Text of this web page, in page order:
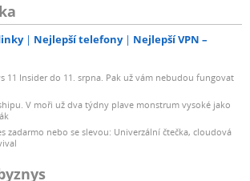
na dotek a ovládání. Diody LED
vstupní zdroj, takže je
i v tmavé místnosti.
pohotovostního režimu
funkci řízení spotřeby, která
nebylo dlouhou dobu používáno
Nejlepší telefony
Nejlepší VPN –
11 Insider do 11. srpna. Pak už vám nebudou fungovat
V moři už dva týdny plave monstrum vysoké jako
zadarmo nebo se slevou: Univerzální čtečka, cloudová